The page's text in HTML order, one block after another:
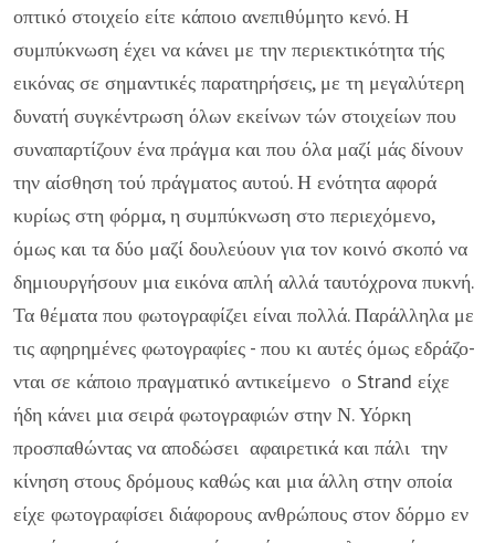
οπτικό στοιχείο είτε κάποιο ανεπιθύμητο κενό. Η
συμπύκνω­ση έχει να κάνει με την περιεκτικότητα τής
εικόνας σε σημαντικές παρατηρή­σεις, με τη μεγαλύτερη
δυνατή συγκέντρωση όλων εκείνων τών στοιχείων που
συναπαρτίζουν ένα πράγμα και που όλα μαζί μάς δίνουν
την αίσθηση τού πράγ­ματος αυτού. Η ενότητα αφορά
κυρίως στη φόρμα, η συμπύκνωση στο περιεχόμενο,
όμως και τα δύο μαζί δουλεύουν για τον κοινό σκοπό να
δημιουργήσουν μια εικόνα απλή αλλά ταυτόχρονα πυκνή.
Τα θέματα που φωτογραφίζει είναι πολ­λά. Παράλληλα με
τις αφηρημένες φωτογραφίες - που κι αυτές όμως εδράζο­
νται σε κάποιο πραγματικό αντικείμενο ο Strand είχε
ήδη κάνει μια σειρά φω­τογραφιών στην Ν. Υόρκη
προσπαθώντας να αποδώσει αφαιρετικά και πάλι την
κίνηση στους δρόμους καθώς και μια άλλη στην οποία
είχε φωτογραφίσει διάφορους ανθρώπους στον δόρμο εν